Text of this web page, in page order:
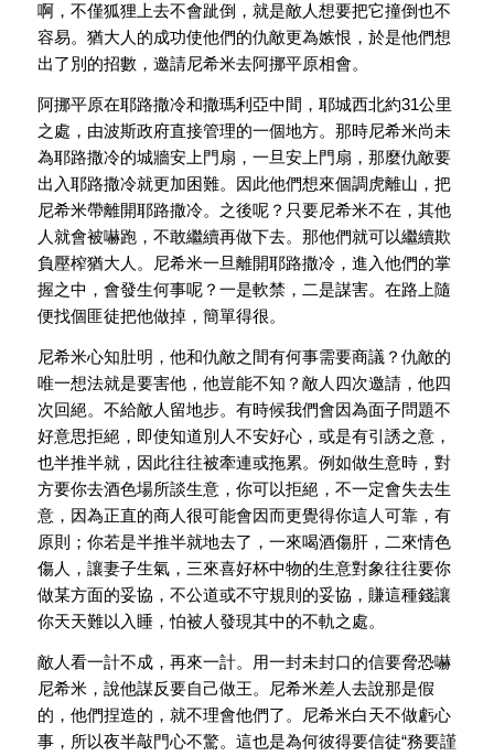
啊，不僅狐狸上去不會跐倒，就是敵人想要把它撞倒也不
容易。猶大人的成功使他們的仇敵更為嫉恨，於是他們想
出了別的招數，邀請尼希米去阿挪平原相會。
阿挪平原在耶路撒冷和撒瑪利亞中間，耶城西北約31公里
之處，由波斯政府直接管理的一個地方。那時尼希米尚未
為耶路撒冷的城牆安上門扇，一旦安上門扇，那麼仇敵要
出入耶路撒冷就更加困難。因此他們想來個調虎離山，把
尼希米帶離開耶路撒冷。之後呢？只要尼希米不在，其他
人就會被嚇跑，不敢繼續再做下去。那他們就可以繼續欺
負壓榨猶大人。尼希米一旦離開耶路撒冷，進入他們的掌
握之中，會發生何事呢？一是軟禁，二是謀害。在路上隨
便找個匪徒把他做掉，簡單得很。
尼希米心知肚明，他和仇敵之間有何事需要商議？仇敵的
唯一想法就是要害他，他豈能不知？敵人四次邀請，他四
次回絕。不給敵人留地步。有時候我們會因為面子問題不
好意思拒絕，即使知道別人不安好心，或是有引誘之意，
也半推半就，因此往往被牽連或拖累。例如做生意時，對
方要你去酒色場所談生意，你可以拒絕，不一定會失去生
意，因為正直的商人很可能會因而更覺得你這人可靠，有
原則；你若是半推半就地去了，一來喝酒傷肝，二來情色
傷人，讓妻子生氣，三來喜好杯中物的生意對象往往要你
做某方面的妥協，不公道或不守規則的妥協，賺這種錢讓
你天天難以入睡，怕被人發現其中的不軌之處。
敵人看一計不成，再來一計。用一封未封口的信要脅恐嚇
尼希米，說他謀反要自己做王。尼希米差人去說那是假
的，他們捏造的，就不理會他們了。尼希米白天不做虧心
事，所以夜半敲門心不驚。這也是為何彼得要信徒“務要謹